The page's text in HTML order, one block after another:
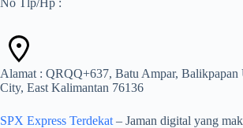
Alamat : QRQQ+637, Batu Ampar, Balikpapan
City, East Kalimantan 76136
SPX Express Terdekat – Jaman digital yang